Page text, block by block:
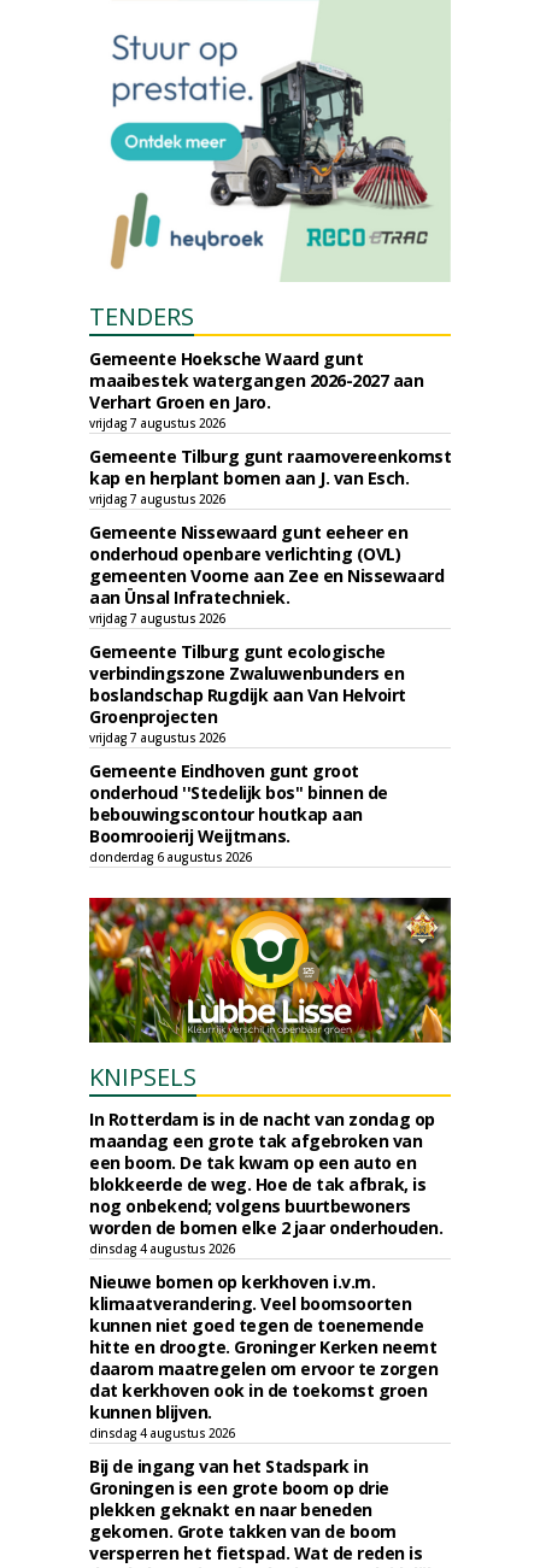
TENDERS
Gemeente Hoeksche Waard gunt
maaibestek watergangen 2026-2027 aan
Verhart Groen en Jaro.
vrijdag 7 augustus 2026
Gemeente Tilburg gunt raamovereenkomst
kap en herplant bomen aan J. van Esch.
vrijdag 7 augustus 2026
Gemeente Nissewaard gunt eeheer en
onderhoud openbare verlichting (OVL)
gemeenten Voorne aan Zee en Nissewaard
aan Ünsal Infratechniek.
vrijdag 7 augustus 2026
Gemeente Tilburg gunt ecologische
verbindingszone Zwaluwenbunders en
boslandschap Rugdijk aan Van Helvoirt
Groenprojecten
vrijdag 7 augustus 2026
Gemeente Eindhoven gunt groot
onderhoud ''Stedelijk bos'' binnen de
bebouwingscontour houtkap aan
Boomrooierij Weijtmans.
donderdag 6 augustus 2026
KNIPSELS
In Rotterdam is in de nacht van zondag op
maandag een grote tak afgebroken van
een boom. De tak kwam op een auto en
blokkeerde de weg. Hoe de tak afbrak, is
nog onbekend; volgens buurtbewoners
worden de bomen elke 2 jaar onderhouden.
dinsdag 4 augustus 2026
Nieuwe bomen op kerkhoven i.v.m.
klimaatverandering. Veel boomsoorten
kunnen niet goed tegen de toenemende
hitte en droogte. Groninger Kerken neemt
daarom maatregelen om ervoor te zorgen
dat kerkhoven ook in de toekomst groen
kunnen blijven.
dinsdag 4 augustus 2026
Bij de ingang van het Stadspark in
Groningen is een grote boom op drie
plekken geknakt en naar beneden
gekomen. Grote takken van de boom
versperren het fietspad. Wat de reden is